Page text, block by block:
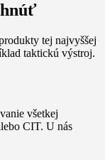
tej najvyššej
taktickú výstroj.
všetkej
CIT. U nás